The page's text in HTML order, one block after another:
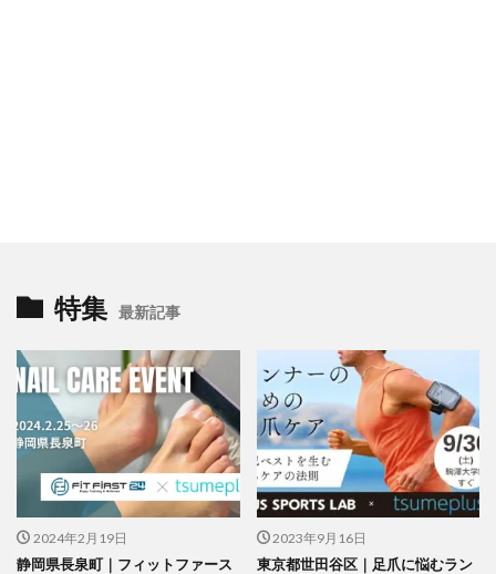
特集 最新記事
2024年2月19日
静岡県長泉町｜フィットファース
2023年9月16日
東京都世田谷区｜足爪に悩むラン